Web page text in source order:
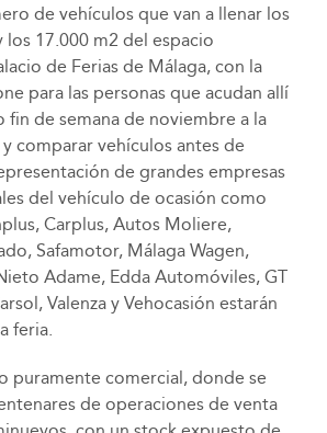
de vehículos que van a llenar los
los 17.000 m2 del espacio
de Ferias de Málaga, con la
para las personas que acudan allí
de semana de noviembre a la
comparar vehículos antes de
de grandes empresas
del vehículo de ocasión como
Carplus, Autos Moliere,
Safamotor, Málaga Wagen,
Adame, Edda Automóviles, GT
Valenza y Vehocasión estarán
feria.
puramente comercial, donde se
de operaciones de venta